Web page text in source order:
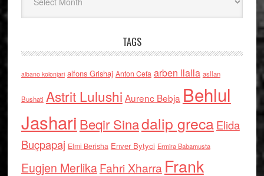
TAGS
albano kolonjari alfons Grishaj Anton Cefa arben llalla asllan
Bushati Astrit Lulushi Aurenc Bebja Behlul
Jashari Beqir Sinadalip grecaElida
Buçpapaj Elmi Berisha Enver Bytyci Ermira Babamusta
Eugjen MerlikaFahri Xharra Frank